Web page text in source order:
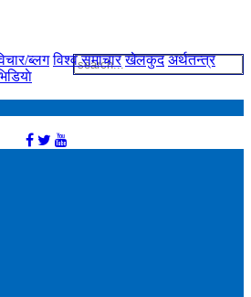
ब्लग विश्व समाचार खेलकुद अर्थतन्त्र